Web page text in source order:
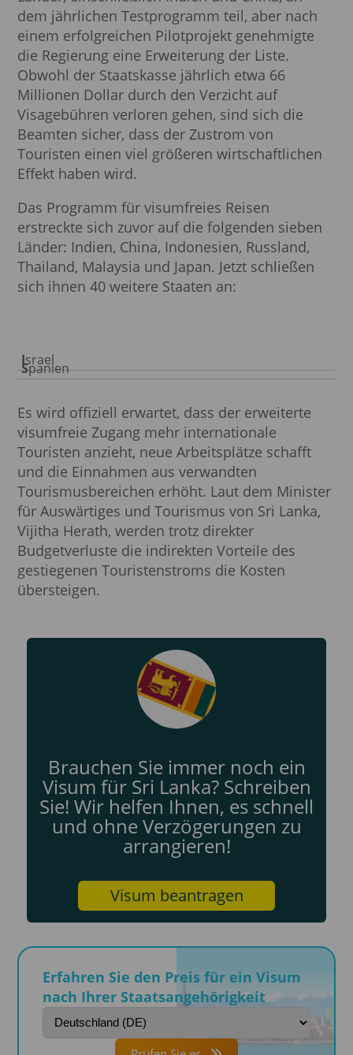
dem jährlichen Testprogramm teil, aber nach
einem erfolgreichen Pilotprojekt genehmigte
die Regierung eine Erweiterung der Liste.
Obwohl der Staatskasse jährlich etwa 66
Millionen Dollar durch den Verzicht auf
Visagebühren verloren gehen, sind sich die
Beamten sicher, dass der Zustrom von
Touristen einen viel größeren wirtschaftlichen
Effekt haben wird.
Das Programm für visumfreies Reisen
erstreckte sich zuvor auf die folgenden sieben
Länder: Indien, China, Indonesien, Russland,
Thailand, Malaysia und Japan. Jetzt schließen
sich ihnen 40 weitere Staaten an:
Israel
Spanien
Es wird offiziell erwartet, dass der erweiterte
visumfreie Zugang mehr internationale
Touristen anzieht, neue Arbeitsplätze schafft
und die Einnahmen aus verwandten
Tourismusbereichen erhöht. Laut dem Minister
für Auswärtiges und Tourismus von Sri Lanka,
Vijitha Herath, werden trotz direkter
Budgetverluste die indirekten Vorteile des
gestiegenen Touristenstroms die Kosten
übersteigen.
Brauchen Sie immer noch ein
Visum für Sri Lanka? Schreiben
Sie! Wir helfen Ihnen, es schnell
und ohne Verzögerungen zu
arrangieren!
Visum beantragen
Erfahren Sie den Preis für ein Visum
nach Ihrer Staatsangehörigkeit